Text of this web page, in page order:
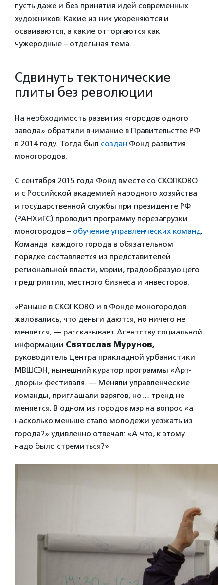
пусть даже и без принятия идей современных
художников. Какие из них укореняются и
осваиваются, а какие отторгаются как
чужеродные – отдельная тема.
Сдвинуть тектонические
плиты без революции
На необходимость развития «городов одного
завода» обратили внимание в Правительстве РФ
в 2014 году. Тогда был создан Фонд развития
моногородов.
С сентября 2015 года Фонд вместе со СКОЛКОВО
и с Российской академией народного хозяйства
и государственной службы при президенте РФ
(РАНХиГС) проводит программу перезагрузки
моногородов – обучение управленческих команд.
Команда каждого города в обязательном
порядке составляется из представителей
региональной власти, мэрии, градообразующего
предприятия, местного бизнеса и инвесторов.
«Раньше в СКОЛКОВО и в Фонде моногородов
жаловались, что деньги даются, но ничего не
меняется, — рассказывает Агентству социальной
информации Святослав Мурунов,
руководитель Центра прикладной урбанистики
МВШСЭН, нынешний куратор программы «Арт-
дворы» фестиваля. — Меняли управленческие
команды, приглашали варягов, но… тренд не
меняется. В одном из городов мэр на вопрос «а
насколько меньше стало молодежи уезжать из
города?» удивленно отвечал: «А что, к этому
надо было стремиться?»